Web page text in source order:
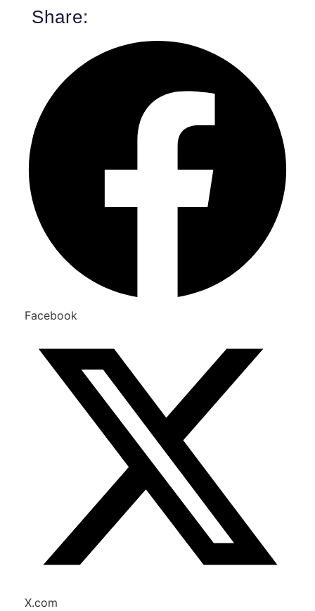
Share:
Facebook
X.com